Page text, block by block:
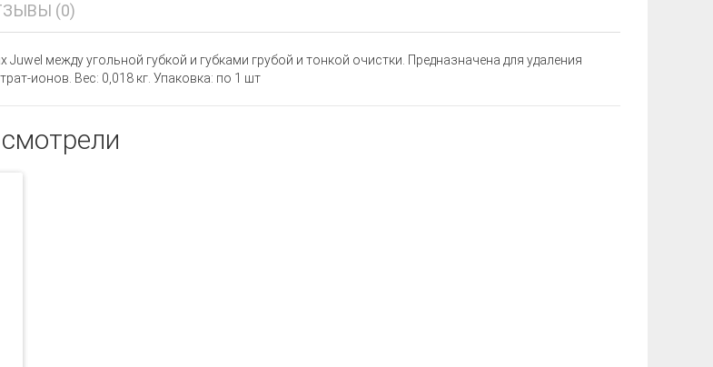
(0)
между угольной губкой и губками грубой и тонкой очистки. Предназначена для удаления
ионов. Вес: 0,018 кг. Упаковка: по 1 шт